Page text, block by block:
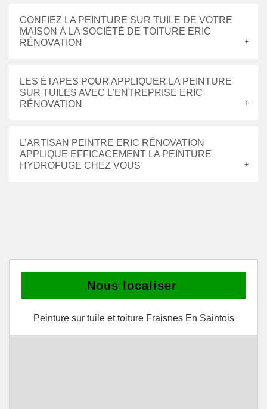
CONFIEZ LA PEINTURE SUR TUILE DE VOTRE
MAISON À LA SOCIÉTÉ DE TOITURE ERIC
RÉNOVATION
LES ÉTAPES POUR APPLIQUER LA PEINTURE
SUR TUILES AVEC L’ENTREPRISE ERIC
RÉNOVATION
L’ARTISAN PEINTRE ERIC RÉNOVATION
APPLIQUE EFFICACEMENT LA PEINTURE
HYDROFUGE CHEZ VOUS
Nous localiser
Peinture sur tuile et toiture Fraisnes En Saintois